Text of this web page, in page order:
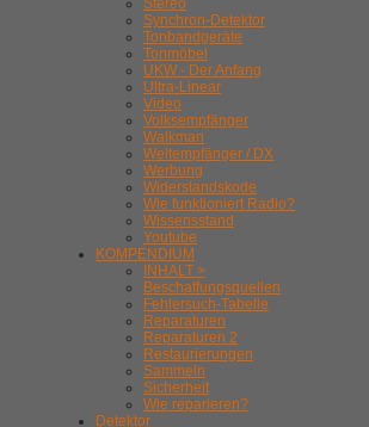
Stereo
Synchron-Detektor
Tonbandgeräte
Tonmöbel
UKW - Der Anfang
Ultra-Linear
Video
Volksempfänger
Walkman
Weltempfänger / DX
Werbung
Widerstandskode
Wie funktioniert Radio?
Wissensstand
Youtube
KOMPENDIUM
INHALT >
Beschaffungsquellen
Fehlersuch-Tabelle
Reparaturen
Reparaturen 2
Restaurierungen
Sammeln
Sicherheit
Wie reparieren?
Detektor